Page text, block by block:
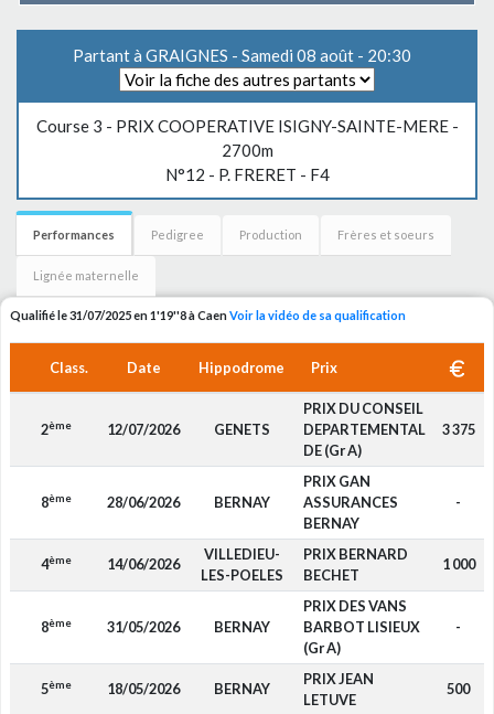
Partant à GRAIGNES - Samedi 08 août - 20:30
Course 3 - PRIX COOPERATIVE ISIGNY-SAINTE-MERE-
2700m
N°12 - P. FRERET - F4
Performances Pedigree Production Frères et soeurs
Lignée maternelle
Qualifié le 31/07/2025 en 1'19''8 à CaenVoir la vidéo de sa qualification
Class. Date Hippodrome Prix
2ème 12/07/2026 GENETS
PRIX DU CONSEIL
DEPARTEMENTAL
DE (Gr A)
3 375
8ème 28/06/2026 BERNAY
PRIX GAN
ASSURANCES
BERNAY
-
4ème 14/06/2026
VILLEDIEU-
LES-POELES
PRIX BERNARD
BECHET
1 000
8ème 31/05/2026 BERNAY
PRIX DES VANS
BARBOT LISIEUX
(Gr A)
-
5ème 18/05/2026 BERNAY
PRIX JEAN
LETUVE
500